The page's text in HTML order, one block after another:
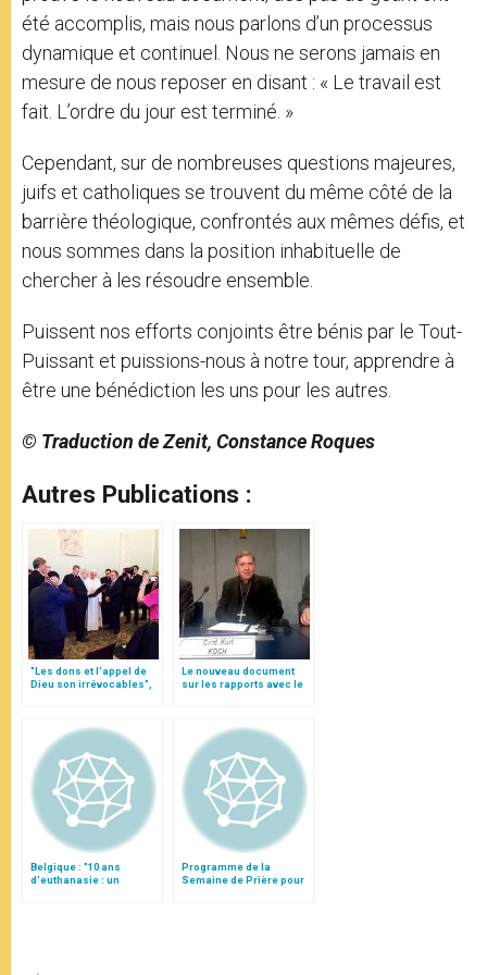
été accomplis, mais nous parlons d’un processus
dynamique et continuel. Nous ne serons jamais en
mesure de nous reposer en disant : « Le travail est
fait. L’ordre du jour est terminé. »
Cependant, sur de nombreuses questions majeures,
juifs et catholiques se trouvent du même côté de la
barrière théologique, confrontés aux mêmes défis, et
nous sommes dans la position inhabituelle de
chercher à les résoudre ensemble.
Puissent nos efforts conjoints être bénis par le Tout-
Puissant et puissions-nous à notre tour, apprendre à
être une bénédiction les uns pour les autres.
© Traduction de Zenit, Constance Roques
Autres Publications :
"Les dons et l'appel de
Dieu son irrévocables",
Le nouveau document
sur les rapports avec le
Belgique : "10 ans
d'euthanasie : un
Programme de la
Semaine de Prière pour